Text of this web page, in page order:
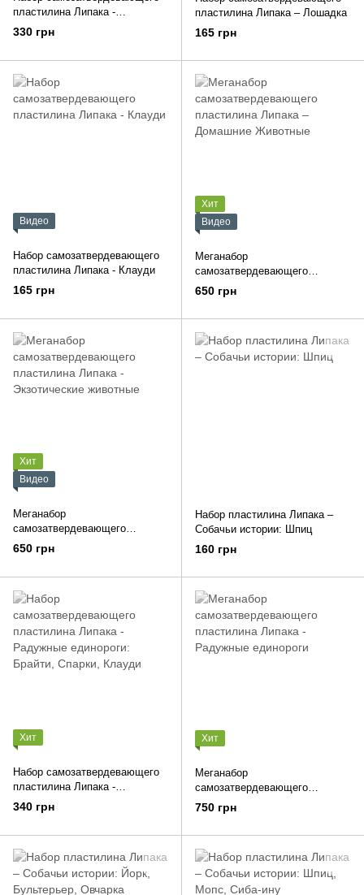
пластилина Липака -
Хамелеон, Гастропода,
Аксолотль
330 грн
пластилина Липака – Лошадка
165 грн
Видео
Набор самозатвердевающего
пластилина Липака - Клауди
165 грн
Хит
Видео
Меганабор
самозатвердевающего
пластилина Липака –
Домашние Животные
650 грн
Хит
Видео
Меганабор
самозатвердевающего
пластилина Липака -
Экзотические животные
650 грн
Набор пластилина Липака –
Собачьи истории: Шпиц
160 грн
Хит
Набор самозатвердевающего
пластилина Липака -
Радужные единороги: Брайти,
Спарки, Клауди
340 грн
Хит
Меганабор
самозатвердевающего
пластилина Липака -
Радужные единороги
750 грн